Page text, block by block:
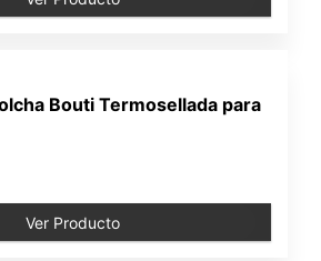
Bouti Termosellada para
Ver Producto